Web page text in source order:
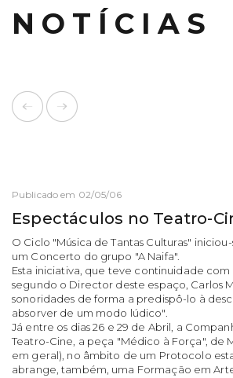
NOTÍCIAS
Publicado em 02/05/06
Espectáculos no Teatro-
O Ciclo "Música de Tantas Culturas"
um Concerto do grupo "A Naifa".
Esta iniciativa, que teve continuidade
segundo o Director deste espaço, Carlos
sonoridades de forma a predispô-lo à
absorver de um modo lúdico".
Já entre os dias 26 e 29 de Abril, a
Teatro-Cine, a peça "Médico à Força", de
em geral), no âmbito de um Protocolo
abrange, também, uma Formação em